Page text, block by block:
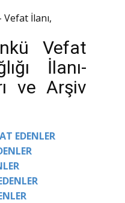
Vefat İlanı,
Vefat
İlanı-
ve Arşiv
EDENLER